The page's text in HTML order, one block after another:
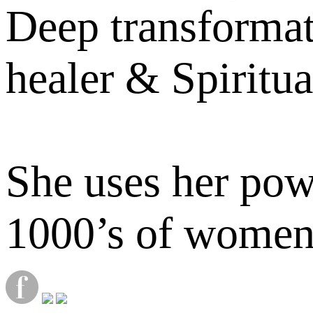
Deep
healer &
She uses her
1000’s of